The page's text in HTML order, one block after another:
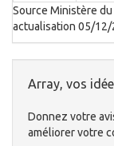
Source Ministère
actualisation 05/12/
Array, vos
Donnez votre
améliorer votre